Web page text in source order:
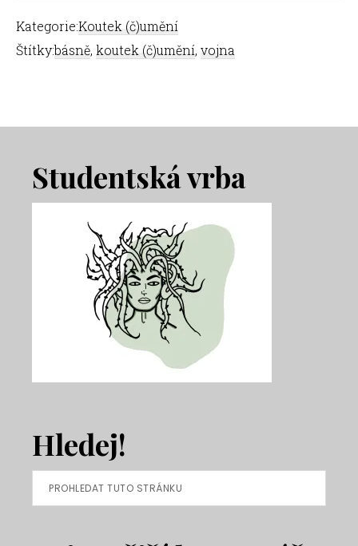
Kategorie:Koutek (č)umění
Štítky:básně, koutek (č)umění, vojna
Footer
Studentská vrba
Hledej!
Prohledat
tuto